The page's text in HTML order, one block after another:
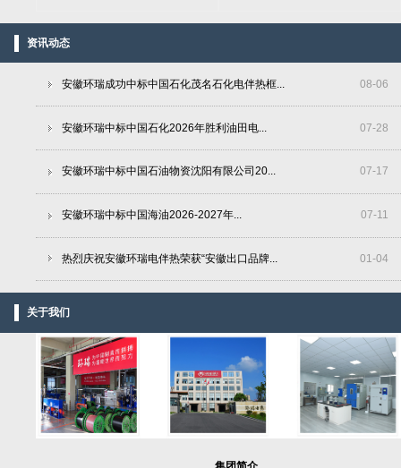
资讯动态
08-06
安徽环瑞成功中标中国石化茂名石化电伴热框...
07-28
安徽环瑞中标中国石化2026年胜利油田电...
07-17
安徽环瑞中标中国石油物资沈阳有限公司20...
07-11
安徽环瑞中标中国海油2026-2027年...
01-04
热烈庆祝安徽环瑞电伴热荣获“安徽出口品牌...
关于我们